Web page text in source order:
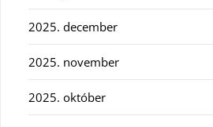
2025. december
2025. november
2025. október